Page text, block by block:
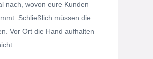
nach, wovon eure Kunden
Schließlich müssen die
Vor Ort die Hand aufhalten